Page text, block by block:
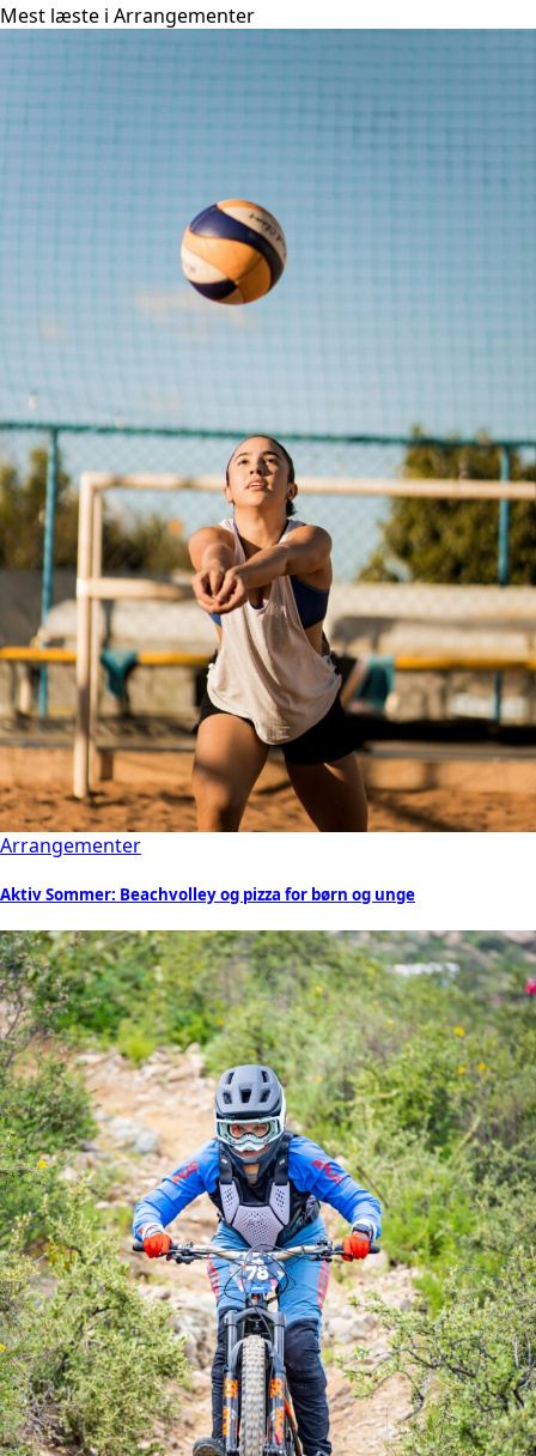
Mest læste i Arrangementer
Arrangementer
Aktiv Sommer: Beachvolley og pizza for børn og unge